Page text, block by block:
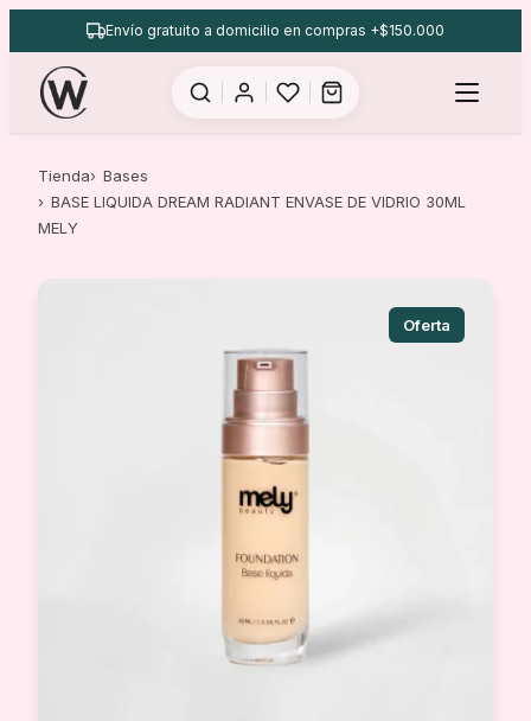
al
contenido
Envío gratuito a domicilio en compras +$150.000
Tienda
Bases
BASE LIQUIDA DREAM RADIANT ENVASE DE VIDRIO 30ML
MELY
Oferta